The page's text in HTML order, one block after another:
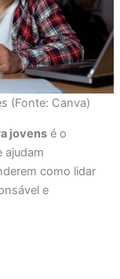
(Fonte: Canva)
jovensé o
ajudam
como lidar
e